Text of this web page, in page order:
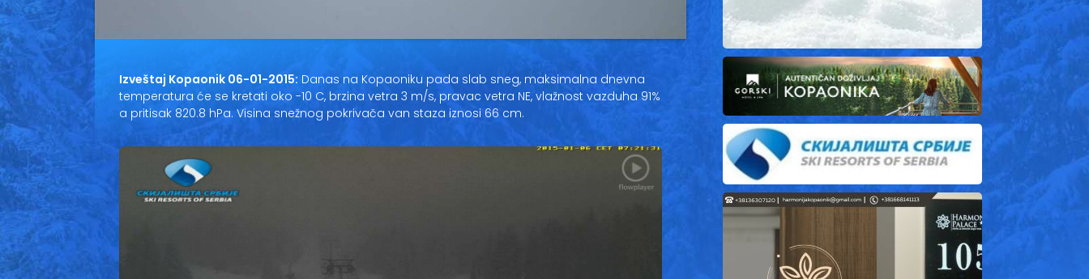
Izveštaj Kopaonik 06-01-2015: Danas na Kopaoniku pada slab sneg, maksimalna dnevna
temperatura će se kretati oko -10 C, brzina vetra 3 m/s, pravac vetra NE, vlažnost vazduha 91%
a pritisak 820.8 hPa. Visina snežnog pokrivača van staza iznosi 66 cm.